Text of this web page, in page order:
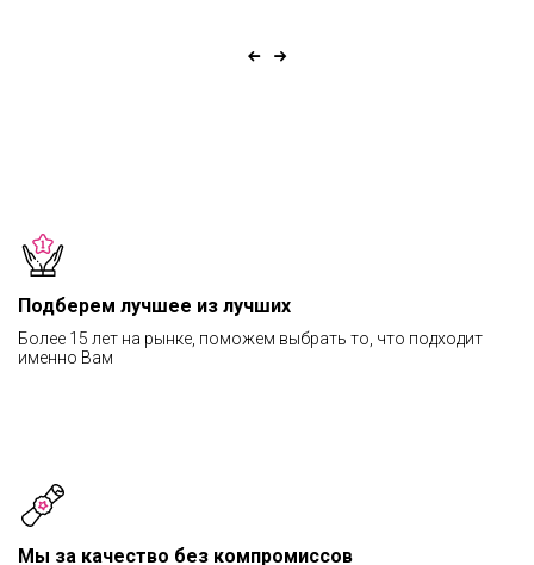
Подберем лучшее из лучших
Более 15 лет на рынке, поможем выбрать то, что подходит
именно Вам
Мы за качество без компромиссов